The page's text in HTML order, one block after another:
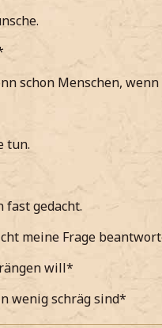
zugeben würde, sie
wenn hättest du ihn
kurz angrinse*
es wohl nur so ist
nur nicht in
da nun wirklich
Bestätigung geben, in
ver*rscht*
schon Menschen,
tun.
fast gedacht.
meine Frage
will*
wenig schräg sind*